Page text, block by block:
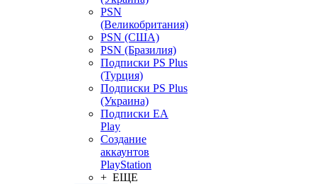
PSN
(Великобритания)
PSN (США)
PSN (Бразилия)
Подписки PS Plus
(Турция)
Подписки PS Plus
(Украина)
Подписки EA
Play
Создание
аккаунтов
PlayStation
+ ЕЩЕ